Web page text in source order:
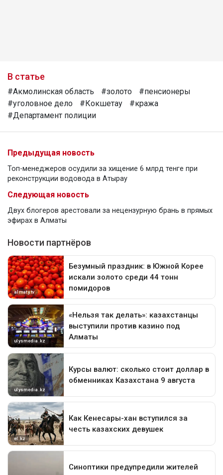
В статье
#Акмолинская область #золото
#пенсионеры
#уголовное дело
#Кокшетау
#кража
#Департамент полиции
Предыдущая новость
Топ-менеджеров осудили за хищение 6 млрд тенге при
реконструкции водовода в Атырау
Следующая новость
Двух блогеров арестовали за нецензурную брань в прямых
эфирах в Алматы